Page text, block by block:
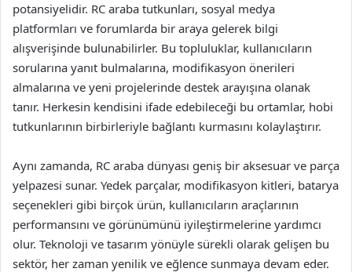
potansiyelidir. RC araba tutkunları, sosyal medya
platformları ve forumlarda bir araya gelerek bilgi
alışverişinde bulunabilirler. Bu topluluklar, kullanıcıların
sorularına yanıt bulmalarına, modifikasyon önerileri
almalarına ve yeni projelerinde destek arayışına olanak
tanır. Herkesin kendisini ifade edebileceği bu ortamlar, hobi
tutkunlarının birbirleriyle bağlantı kurmasını kolaylaştırır.
Aynı zamanda, RC araba dünyası geniş bir aksesuar ve parça
yelpazesi sunar. Yedek parçalar, modifikasyon kitleri, batarya
seçenekleri gibi birçok ürün, kullanıcıların araçlarının
performansını ve görünümünü iyileştirmelerine yardımcı
olur. Teknoloji ve tasarım yönüyle sürekli olarak gelişen bu
sektör, her zaman yenilik ve eğlence sunmaya devam eder.